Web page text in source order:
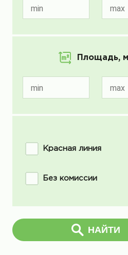
min max
Площадь, м
min max
Красная линия
Без комиссии
НАЙТИ